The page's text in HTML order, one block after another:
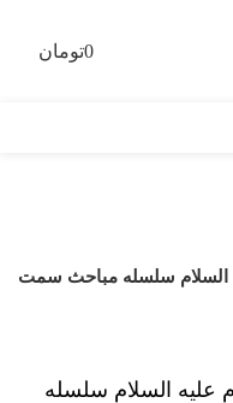
0تومان
حضرت آدم علیه السلام سلسله مباحث سمت
01 حضرت آدم علیه السلام سلسله